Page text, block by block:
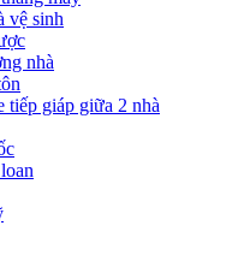
vệ sinh
nhà
tiếp giáp giữa 2 nhà